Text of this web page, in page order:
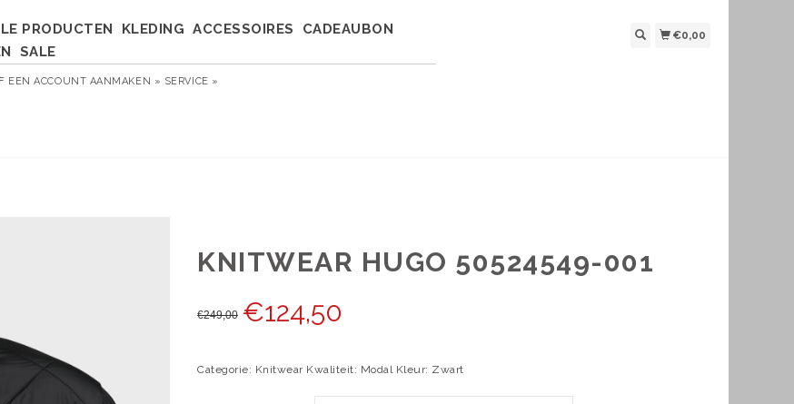
PRODUCTEN KLEDING ACCESSOIRES
CADEAUBON
SALE
EEN ACCOUNT AANMAKEN » SERVICE »
€0,00
KNITWEAR HUGO 50524549-001
€249,00 €124,50
Categorie: Knitwear Kwaliteit: Modal Kleur: Zwart